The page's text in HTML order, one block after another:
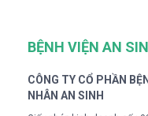
BỆNH VIỆN AN
CÔNG TY CỔ PHẦN
NHÂN AN SINH